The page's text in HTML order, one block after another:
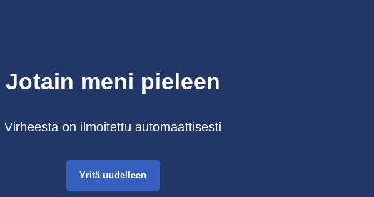
Jotain meni pieleen
Virheestä on ilmoitettu automaattisesti
Yritä uudelleen